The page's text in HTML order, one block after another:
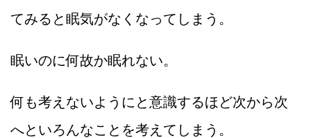
てみると眠気がなくなってしまう。
眠いのに何故か眠れない。
何も考えないようにと意識するほど次から次
へといろんなことを考えてしまう。